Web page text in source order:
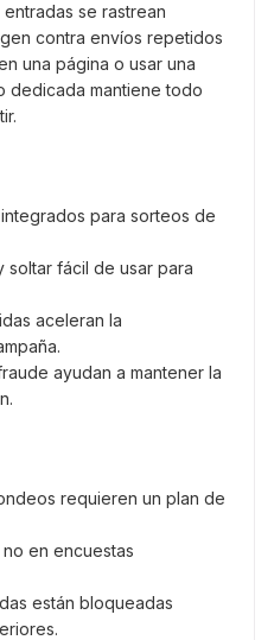
se rastrean
contra envíos repetidos
una página o usar una
dedicada mantiene todo
para sorteos de
soltar fácil de usar para
aceleran la
ayudan a mantener la
requieren un plan de
en encuestas
están bloqueadas